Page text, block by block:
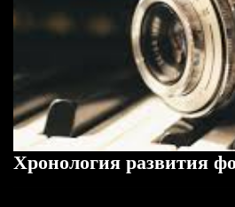
Хронология развития